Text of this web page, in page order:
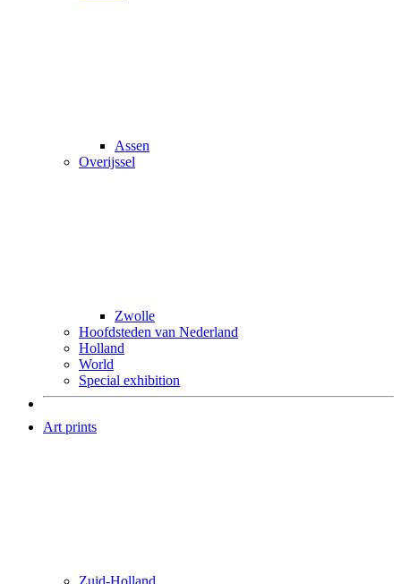
Assen
Overijssel
Zwolle
Hoofdsteden van Nederland
Holland
World
Special exhibition
Art prints
Zuid-Holland